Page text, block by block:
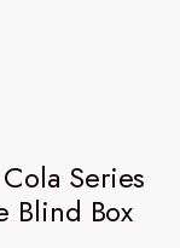
Series
Blind Box